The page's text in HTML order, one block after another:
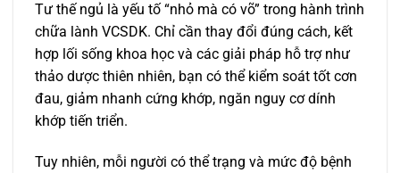
Tư thế ngủ là yếu tố “nhỏ mà có võ” trong hành trình
chữa lành VCSDK. Chỉ cần thay đổi đúng cách, kết
hợp lối sống khoa học và các giải pháp hỗ trợ như
thảo dược thiên nhiên, bạn có thể kiểm soát tốt cơn
đau, giảm nhanh cứng khớp, ngăn nguy cơ dính
khớp tiến triển.
Tuy nhiên, mỗi người có thể trạng và mức độ bệnh